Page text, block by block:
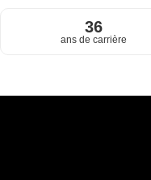
36
ans de carrière